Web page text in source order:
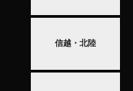
信越・北陸